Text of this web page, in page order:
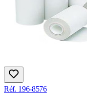
Réf. 196-8576